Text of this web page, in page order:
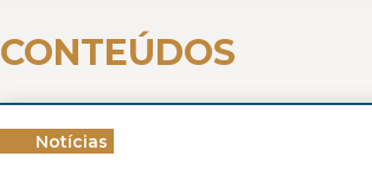
CONTEÚDOS
Notícias